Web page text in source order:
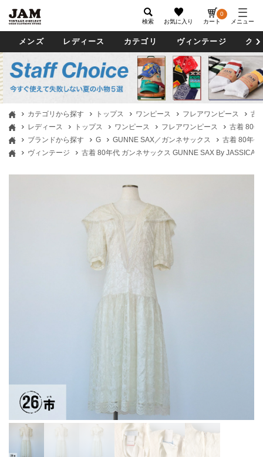
検索 お気に入り カート
0
メニュー
メンズ レディース カテゴリ ヴィンテージ グ
カテゴリから探す トップス ワンピース フレアワンピース
古
レディース
トップス ワンピース フレアワンピース
古着 80年
ブランドから探す
G GUNNE SAX／ガンネサックス
古着 80年代
ヴィンテージ
古着 80年代 ガンネサックス GUNNE SAX By JASSICA